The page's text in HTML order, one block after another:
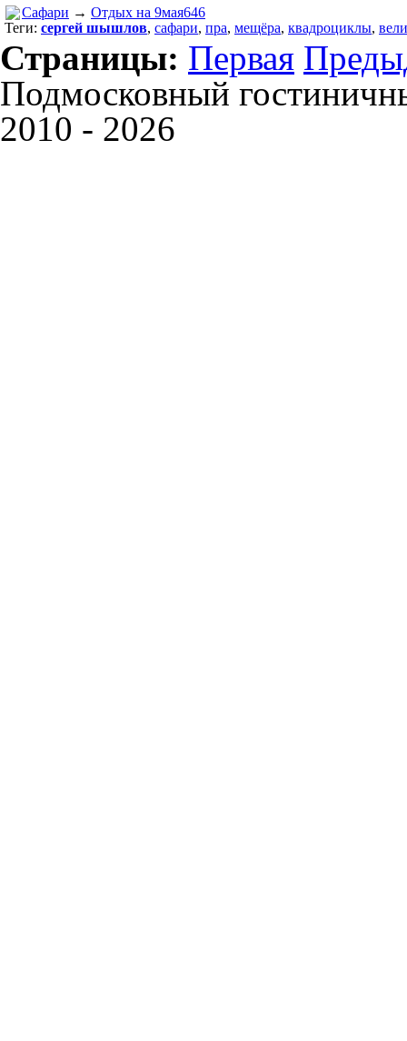
Сафари → Отдых на 9мая646
Теги: сергей шышлов, сафари, пра, мещёра, квадроциклы,
Страницы: Первая
Подмосковный
2010 - 2026